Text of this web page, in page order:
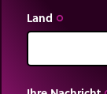
0,0000018 m
Bemerkung:
Illustration
Land trip_origin